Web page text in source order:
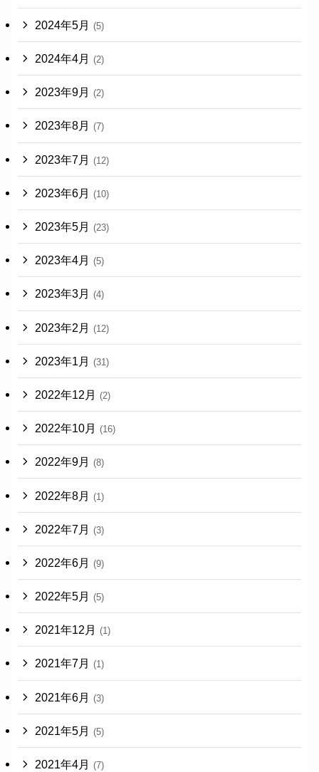
2024年5月 (5)
2024年4月 (2)
2023年9月 (2)
2023年8月 (7)
2023年7月 (12)
2023年6月 (10)
2023年5月 (23)
2023年4月 (5)
2023年3月 (4)
2023年2月 (12)
2023年1月 (31)
2022年12月 (2)
2022年10月 (16)
2022年9月 (8)
2022年8月 (1)
2022年7月 (3)
2022年6月 (9)
2022年5月 (5)
2021年12月 (1)
2021年7月 (1)
2021年6月 (3)
2021年5月 (5)
2021年4月 (7)